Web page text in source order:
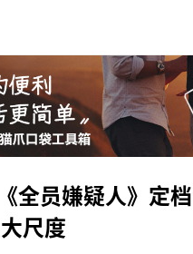
全员嫌疑人》定
尺度